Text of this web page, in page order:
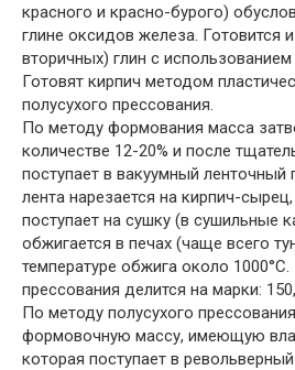
красного и красно-бурого)
глине оксидов железа. Готовится
вторичных) глин с
Готовят кирпич методом
полусухого прессования.
По методу формования масса
количестве 12-20% и после
поступает в вакуумный
лента нарезается на кирпич-
поступает на сушку (в сушильные
обжигается в печах (чаще всего
температуре обжига около
прессования делится на марки:
По методу полусухого
формовочную массу, имеющую
которая поступает в